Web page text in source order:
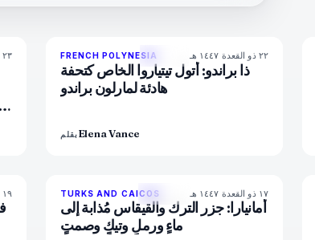
٢٣ ذو القعدة ١٤٤٧ هـ المجلة 96% 51
FRENCH POLYNESIA ٢٢ ذو القعدة ١٤٤٧ هـ
ذا براندو: أتول تيتياروا الخاص كتحفة
هادئة لمارلون براندو
بقلمElena Vance
١٩ ذو القعدة ١٤٤٧ هـ المجلة 96% 60
TURKS AND CAICOS ١٧ ذو القعدة ١٤٤٧ هـ
أمانيارا: جزر الترك والقيقاس مُذابة إلى
ماءٍ ورملٍ وتيكٍ وصمتٍ